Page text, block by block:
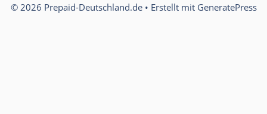
© 2026 Prepaid-Deutschland.de• Erstellt mit GeneratePress